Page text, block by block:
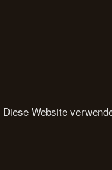
Diese Website